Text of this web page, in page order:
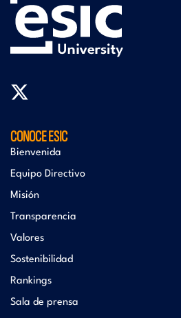
CONOCE ESIC
Bienvenida
Equipo Directivo
Misión
Transparencia
Valores
Sostenibilidad
Rankings
Sala de prensa